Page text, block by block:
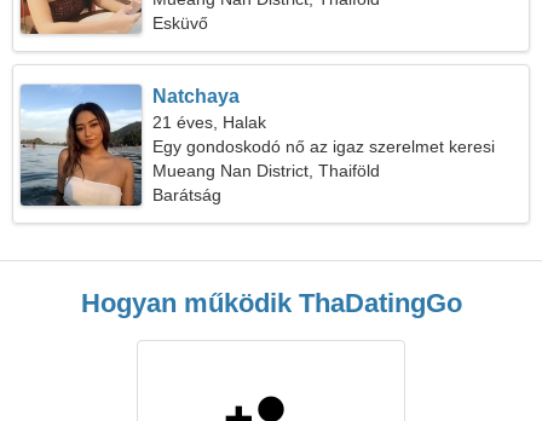
Esküvő
Natchaya
21 éves, Halak
Egy gondoskodó nő az igaz szerelmet keresi
Mueang Nan District, Thaiföld
Barátság
Hogyan működik ThaDatingGo